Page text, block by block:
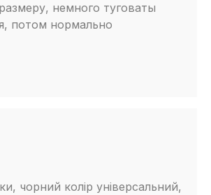
немного туговаты
потом нормально
чорний колір універсальний,